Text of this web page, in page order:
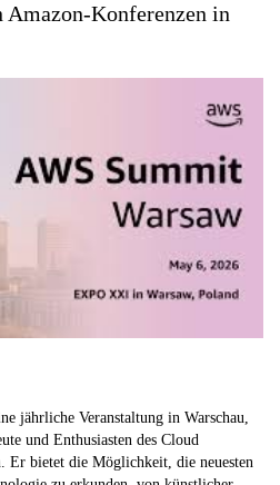
Amazon-Konferenzen in
jährliche Veranstaltung in Warschau,
und Enthusiasten des Cloud
Er bietet die Möglichkeit, die neuesten